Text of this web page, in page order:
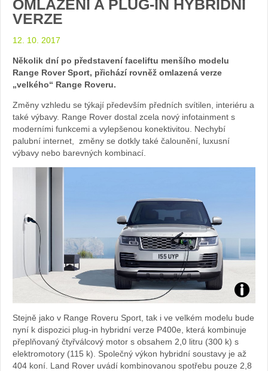
OMLAZENÍ A PLUG-IN HYBRIDNÍ
VERZE
12. 10. 2017
Několik dní po představení faceliftu menšího modelu
Range Rover Sport, přichází rovněž omlazená verze
„velkého“ Range Roveru.
Změny vzhledu se týkají především předních svítilen, interiéru a
také výbavy. Range Rover dostal zcela nový infotainment s
moderními funkcemi a vylepšenou konektivitou. Nechybí
palubní internet, změny se dotkly také čalounění, luxusní
výbavy nebo barevných kombinací.
Zdroj:
Stejně jako v Range Roveru Sport, tak i ve velkém modelu bude
nyní k dispozici plug-in hybridní verze P400e, která kombinuje
přeplňovaný čtyřválcový motor s obsahem 2,0 litru (300 k) s
elektromotory (115 k). Společný výkon hybridní soustavy je až
404 koní. Land Rover uvádí kombinovanou spotřebu pouze 2,8